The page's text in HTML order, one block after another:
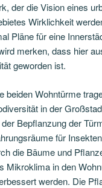
der die Vision eines
Wirklichkeit
Pläne für eine
merken, dass hier
geworden ist.
beiden Wohntürme
in der
Bepflanzung der
für
die Bäume und
Mikroklima in den
werden. Die